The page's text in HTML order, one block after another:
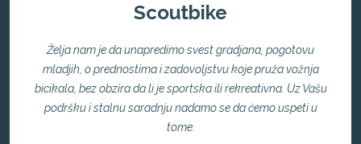
Scoutbike
Želja nam je da unapredimo svest gradjana, pogotovu
mladjih, o prednostima i zadovoljstvu koje pruža vožnja
bicikala, bez obzira da li je sportska ili rekreativna. Uz Vašu
podršku i stalnu saradnju nadamo se da ćemo uspeti u
tome.